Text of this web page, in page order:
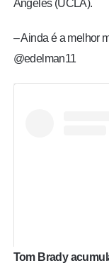
Angeles (UCLA).
– Ainda é a melhor
@edelman11
Tom Brady